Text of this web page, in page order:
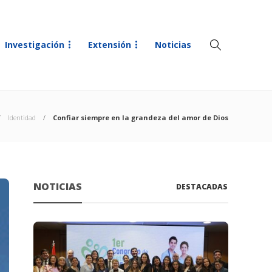
Investigación Extensión Noticias
Identidad Confiar siempre en la grandeza del amor de Dios
NOTICIAS DESTACADAS